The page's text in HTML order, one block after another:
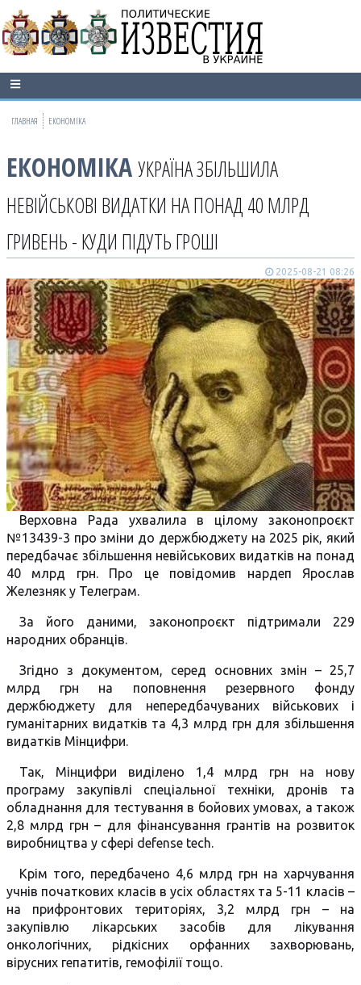
ГЛАВНАЯ ЕКОНОМІКА
ЕКОНОМІКА УКРАЇНА ЗБІЛЬШИЛА
НЕВІЙСЬКОВІ ВИДАТКИ НА ПОНАД 40 МЛРД
ГРИВЕНЬ - КУДИ ПІДУТЬ ГРОШІ
2025-08-21 08:26
Верховна Рада ухвалила в цілому законопроєкт
№13439-3 про зміни до держбюджету на 2025 рік, який
передбачає збільшення невійськових видатків на понад
40 млрд грн. Про це повідомив нардеп Ярослав
Железняк у Телеграм.
За його даними, законопроєкт підтримали 229
народних обранців.
Згідно з документом, серед основних змін – 25,7
млрд грн на поповнення резервного фонду
держбюджету для непередбачуваних військових і
гуманітарних видатків та 4,3 млрд грн для збільшення
видатків Мінцифри.
Так, Мінцифри виділено 1,4 млрд грн на нову
програму закупівлі спеціальної техніки, дронів та
обладнання для тестування в бойових умовах, а також
2,8 млрд грн – для фінансування грантів на розвиток
виробництва у сфері defense tech.
Крім того, передбачено 4,6 млрд грн на харчування
учнів початкових класів в усіх областях та 5-11 класів –
на прифронтових територіях, 3,2 млрд грн – на
закупівлю лікарських засобів для лікування
онкологічних, рідкісних орфанних захворювань,
вірусних гепатитів, гемофілії тощо.